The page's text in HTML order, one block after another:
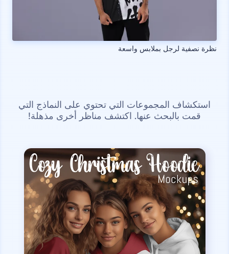
نظرة نصفية لرجل بملابس واسعة
استكشاف المجموعات التي تحتوي على النماذج التي
قمت بالبحث عنها. اكتشف مناظر أخرى مذهلة!